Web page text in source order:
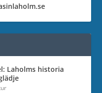
Laholms historia